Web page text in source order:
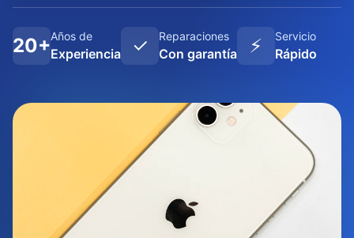
20+Años de
Experiencia ✓ Reparaciones
Con garantía ⚡ Servicio
Rápido